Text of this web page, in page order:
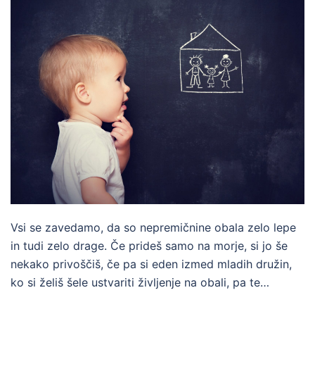
Vsi se zavedamo, da so nepremičnine obala zelo lepe
in tudi zelo drage. Če prideš samo na morje, si jo še
nekako privoščiš, če pa si eden izmed mladih družin,
ko si želiš šele ustvariti življenje na obali, pa te…